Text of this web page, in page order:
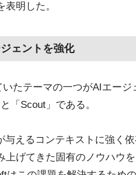
明した。
ェントを強化
たテーマの一つがAIエー
「Scout」である。
えるコンテキストに強く
上げてきた固有のノウハウ